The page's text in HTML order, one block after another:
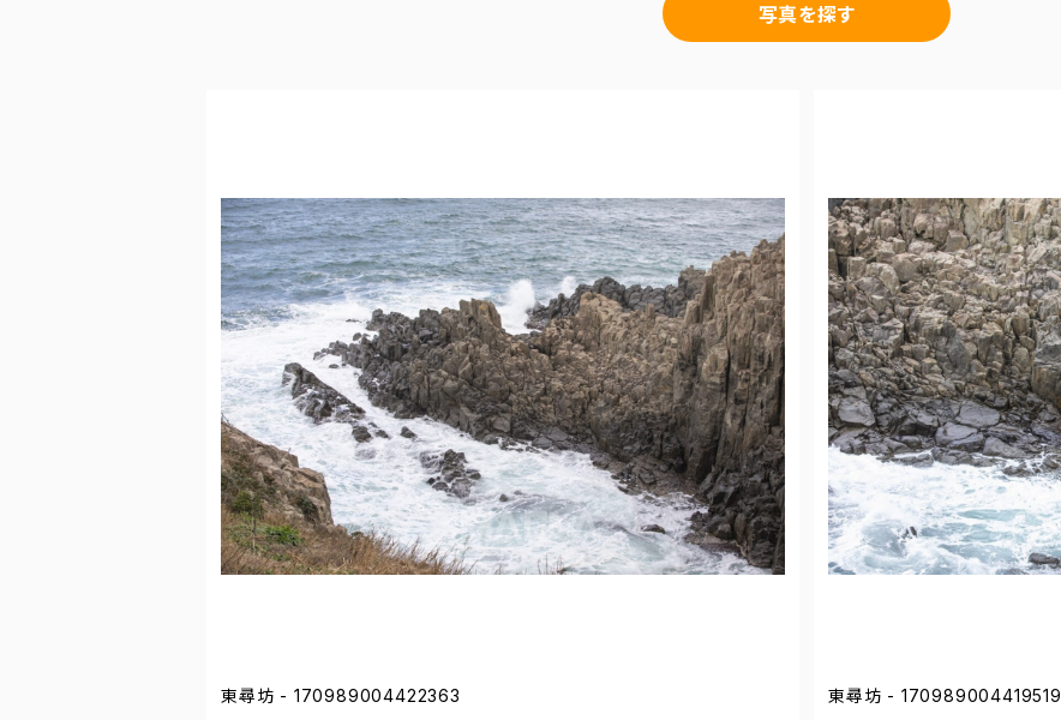
写真を探す
東尋坊 - 170989004422363
東尋坊 - 170989004419519